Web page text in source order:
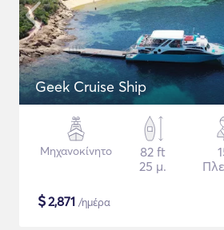
Geek Cruise Ship
Μηχανοκίνητο
82 ft
25 μ.
$2,871 /ημέρα